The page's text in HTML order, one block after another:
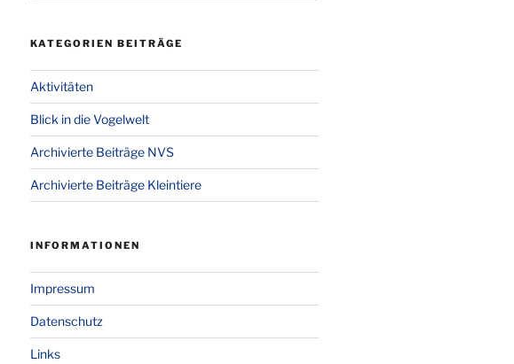
KATEGORIEN BEITRÄGE
Aktivitäten
Blick in die Vogelwelt
Archivierte Beiträge NVS
Archivierte Beiträge Kleintiere
INFORMATIONEN
Impressum
Datenschutz
Links